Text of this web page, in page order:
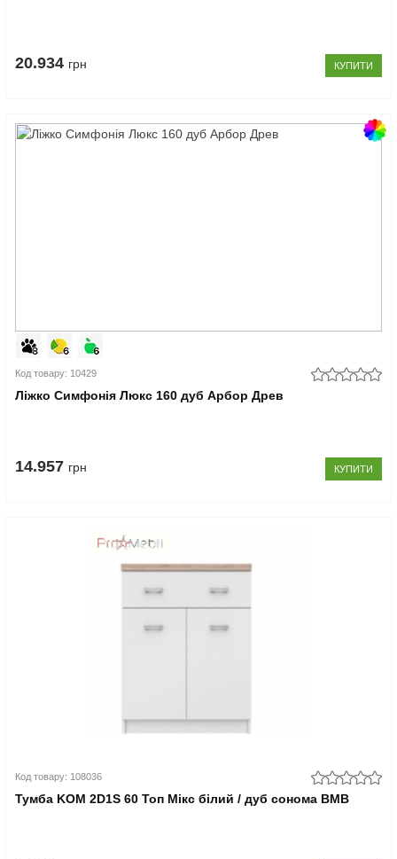
20.934 грн КУПИТИ
Код товару: 10429
Ліжко Симфонія Люкс 160 дуб Арбор Древ
14.957 грн КУПИТИ
Код товару: 108036
Тумба KOM 2D1S 60 Топ Мікс білий / дуб сонома ВМВ